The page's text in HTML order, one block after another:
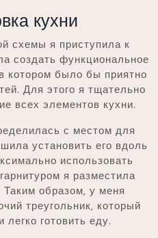
кухни
схемы я приступила к
создать функциональное
котором было бы приятно
Для этого я тщательно
всех элементов кухни.
с местом для
установить его вдоль
использовать
я разместила
образом‚ у меня
треугольник‚ который
готовить еду.